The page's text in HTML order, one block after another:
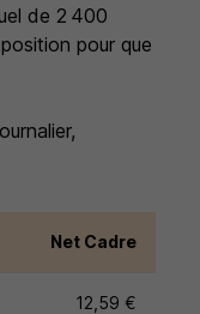
de 2 400
pour que
Net Cadre
12,59 €